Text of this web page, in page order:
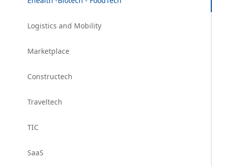
Logistics and Mobility
Marketplace
Constructech
Traveltech
TIC
SaaS